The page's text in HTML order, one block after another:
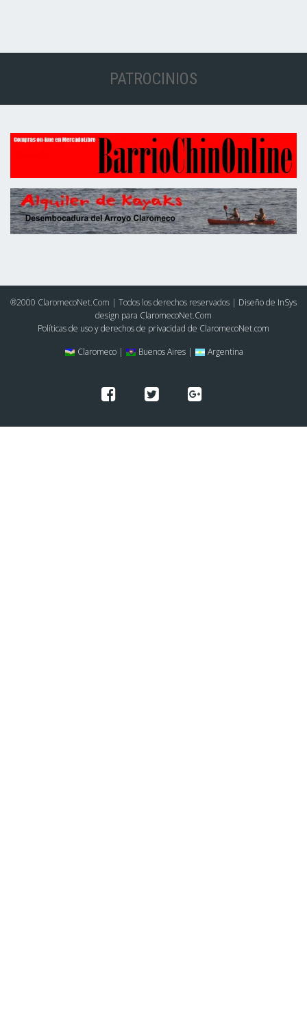
PATROCINIOS
®2000 ClaromecoNet.Com | Todos los derechos reservados | Diseño de InSys
design para ClaromecoNet.Com
Políticas de uso y derechos de privacidad de ClaromecoNet.com
Claromeco |
Buenos Aires | Argentina